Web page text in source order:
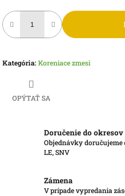
Kategória: Koreniace zmesi
OPÝTAŤ SA
Doručenie do okresov
Objednávky doručujeme
LE, SNV
Zámena
V prípade vypredania